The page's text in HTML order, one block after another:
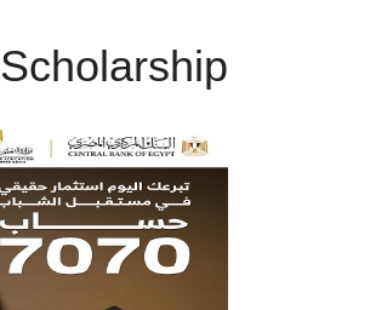
Scholarship